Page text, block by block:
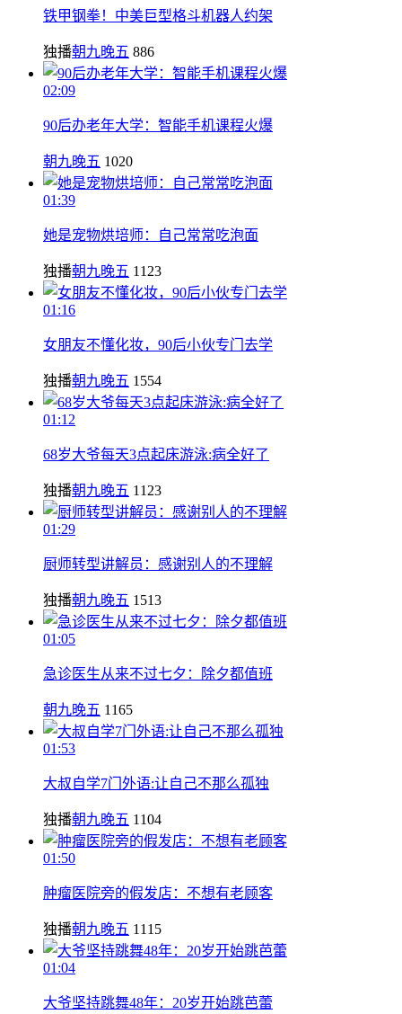
铁甲钢拳！中美巨型格斗机器人约架
独播朝九晚五 886
02:09
90后办老年大学：智能手机课程火爆
朝九晚五 1020
01:39
她是宠物烘培师：自己常常吃泡面
独播朝九晚五 1123
01:16
女朋友不懂化妆，90后小伙专门去学
独播朝九晚五 1554
01:12
68岁大爷每天3点起床游泳:病全好了
独播朝九晚五 1123
01:29
厨师转型讲解员：感谢别人的不理解
独播朝九晚五 1513
01:05
急诊医生从来不过七夕：除夕都值班
朝九晚五 1165
01:53
大叔自学7门外语:让自己不那么孤独
独播朝九晚五 1104
01:50
肿瘤医院旁的假发店：不想有老顾客
独播朝九晚五 1115
01:04
大爷坚持跳舞48年：20岁开始跳芭蕾